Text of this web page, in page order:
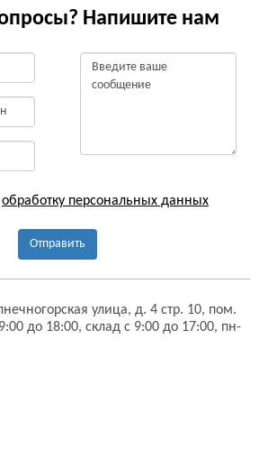
Напишите нам
обработку персональных данных
Отправить
улица, д. 4 стр. 10, пом.
до 18:00, склад с 9:00 до 17:00, пн-